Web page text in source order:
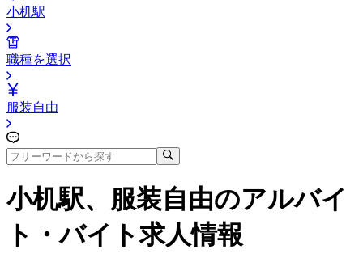
小机駅
職種を選択
服装自由
小机駅、服装自由のアルバイ
ト・バイト求人情報